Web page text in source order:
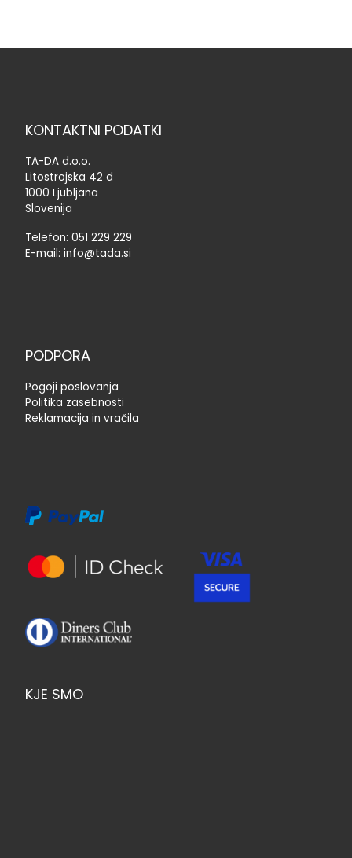
KONTAKTNI PODATKI
TA-DA d.o.o.
Litostrojska 42 d
1000 Ljubljana
Slovenija
Telefon: 051 229 229
E-mail: info@tada.si
PODPORA
Pogoji poslovanja
Politika zasebnosti
Reklamacija in vračila
KJE SMO